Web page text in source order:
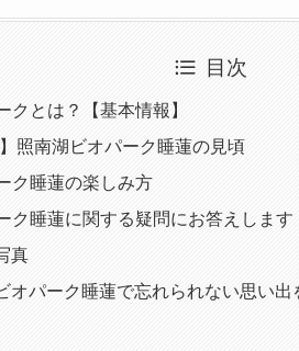
目次
クとは？【基本情報】
照南湖ビオパーク睡蓮の見頃
ク睡蓮の楽しみ方
ク睡蓮に関する疑問にお答えします
真
オパーク睡蓮で忘れられない思い出